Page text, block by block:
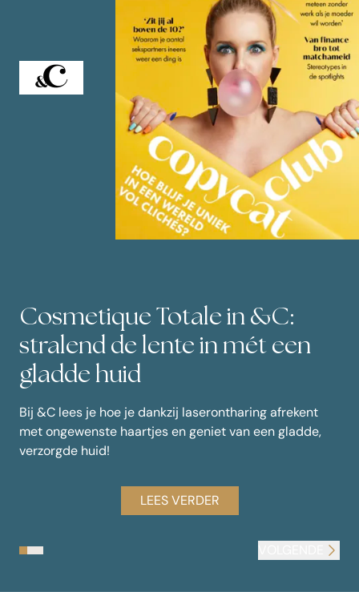
Cosmetique Totale in &C:
stralend de lente in mét een
gladde huid
Bij &C lees je hoe je dankzij laserontharing afrekent
met ongewenste haartjes en geniet van een gladde,
verzorgde huid!
LEES VERDER
Cosmetique Totale in &C Magazine 2025
Cosmetique Totale en SLAM! komen samen in actie
Cosmetique Totale in Nouveau